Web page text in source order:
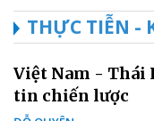
THỰC TIỄN -
Việt Nam - Thái
tin chiến lược